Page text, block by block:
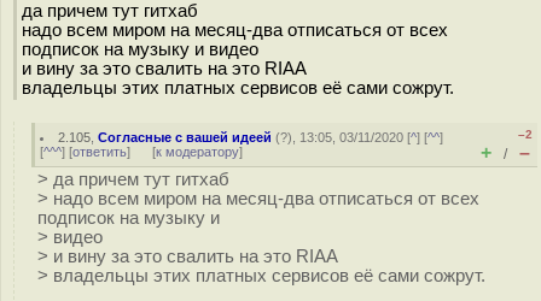
да причем тут гитхаб
надо всем миром на месяц-два отписаться от всех
подписок на музыку и видео
и вину за это свалить на это RIAA
владельцы этих платных сервисов её сами сожрут.
2.105 ,Согласные с вашей идеей (?), 13:05, 03/11/2020 [^] [^^]
[^^^] [ответить] [к модератору]
–2
+ / –
> да причем тут гитхаб
> надо всем миром на месяц-два отписаться от всех
подписок на музыку и
> видео
> и вину за это свалить на это RIAA
> владельцы этих платных сервисов её сами сожрут.